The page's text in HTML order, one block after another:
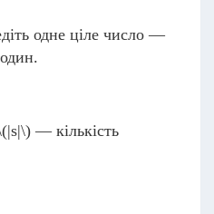
одне ціле число —
— кількість